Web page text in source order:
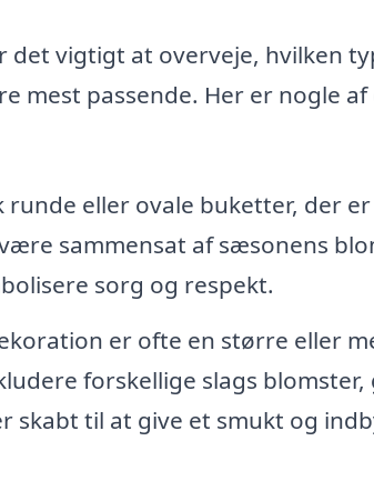
vigtigt at overveje, hvilken
mest passende. Her er nogle
runde eller ovale buketter, der
sammensat af sæsonens
sorg og respekt.
er ofte en større eller
forskellige slags
skabt til at give et smukt og